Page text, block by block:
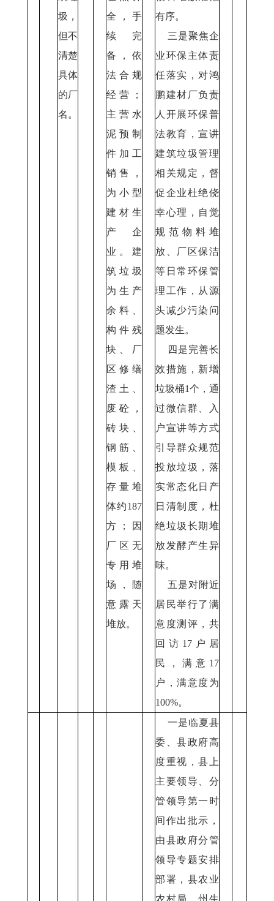
圾，
但不
清楚
具体
的厂
名。
全，手
续完
备，依
法合规
经营；
主营水
泥预制
件加工
销售，
为小型
建材生
产企
业。建
筑垃圾
为生产
余料、
构件残
块、厂
区修缮
渣土、
废砼，
砖块、
钢筋、
模板、
存量堆
体约187
方；因
厂区无
专用堆
场，随
意露天
堆放。
有序。
三是聚焦企
业环保主体责
任落实，对鸿
鹏建材厂负责
人开展环保普
法教育，宣讲
建筑垃圾管理
相关规定，督
促企业杜绝侥
幸心理，自觉
规范物料堆
放、厂区保洁
等日常环保管
理工作，从源
头减少污染问
题发生。
四是完善长
效措施，新增
垃圾桶1个，通
过微信群、入
户宣讲等方式
引导群众规范
投放垃圾，落
实常态化日产
日清制度，杜
绝垃圾长期堆
放发酵产生异
味。
五是对附近
居民举行了满
意度测评，共
回访17户居
民，满意17
户，满意度为
100%。
一是临夏县
委、县政府高
度重视，县上
主要领导、分
管领导第一时
间作出批示，
由县政府分管
领导专题安排
部署，县农业
农村局、州生